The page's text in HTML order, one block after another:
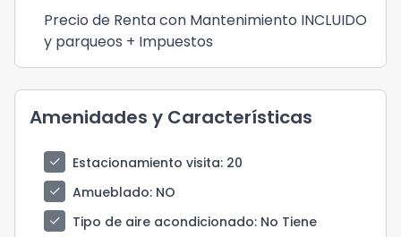
Precio de Renta con Mantenimiento INCLUIDO
y parqueos + Impuestos
Amenidades y Características
check Estacionamiento visita: 20
check
Amueblado: NO
check
Tipo de aire acondicionado: No Tiene